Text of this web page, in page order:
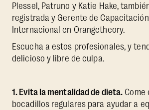
Plessel, Patruno y Katie Hake,
registrada y Gerente de
Internacional en Orangetheory.
Escucha a estos profesionales, y
delicioso y libre de culpa.
1. Evita la mentalidad de dieta. Come
bocadillos regulares para ayudar a